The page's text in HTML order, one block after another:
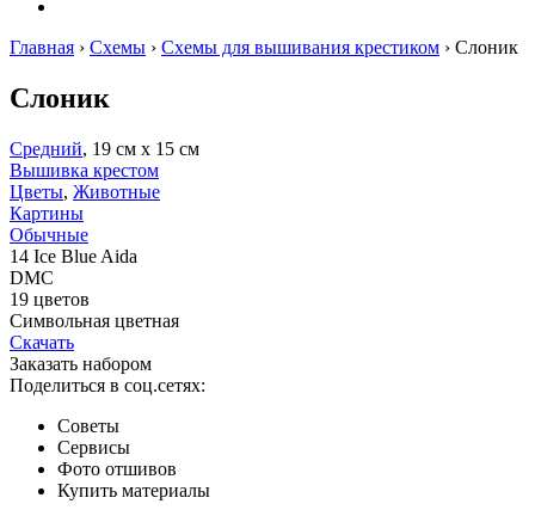
Главная › Схемы › Схемы для вышивания крестиком › Слоник
Слоник
Средний, 19 см х 15 см
Вышивка крестом
Цветы, Животные
Картины
Обычные
14 Ice Blue Aida
DMC
19 цветов
Символьная цветная
Скачать
Заказать набором
Поделиться в соц.сетях:
Советы
Сервисы
Фото отшивов
Купить материалы